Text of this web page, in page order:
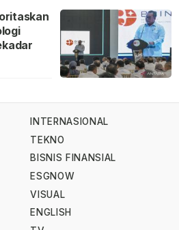
INTERNASIONAL
TEKNO
BISNIS FINANSIAL
ESGNOW
VISUAL
ENGLISH